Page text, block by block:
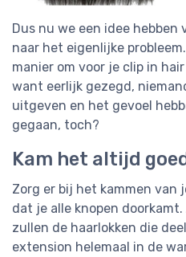
Dus nu we een idee
naar het eigenlijke
manier om voor je clip in
want eerlijk gezegd,
uitgeven en het gevoel
gegaan, toch?
Kam het altijd
Zorg er bij het kammen van
dat je alle knopen
zullen de haarlokken die
extension helemaal in de